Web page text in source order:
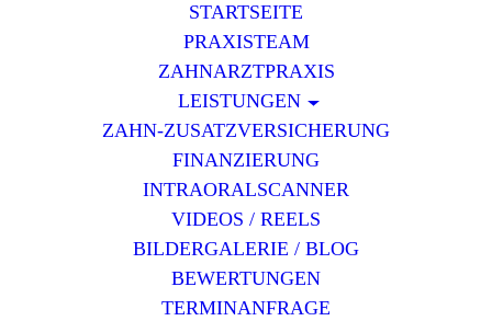
STARTSEITE
PRAXISTEAM
ZAHNARZTPRAXIS
LEISTUNGEN
ZAHN-ZUSATZVERSICHERUNG
FINANZIERUNG
INTRAORALSCANNER
VIDEOS / REELS
BILDERGALERIE / BLOG
BEWERTUNGEN
TERMINANFRAGE